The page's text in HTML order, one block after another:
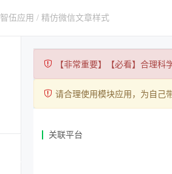
智伍应用 / 精仿微信文章样式
【非常重要】【必看】合理
请合理使用模块应用，为自己
关联平台